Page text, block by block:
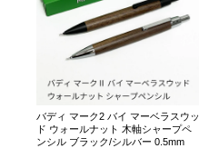
バディ マーク2 バイ マーベラスウッ
ド ウォールナット 木軸シャープペ
ンシル ブラック/シルバー 0.5mm